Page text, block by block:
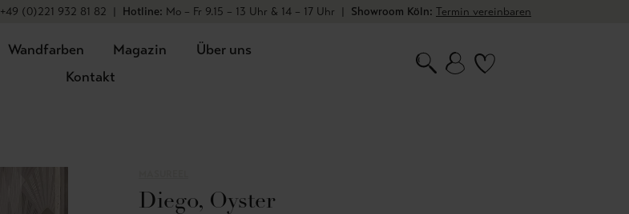
+49 (0)221 932 81 82 | Hotline: Mo – Fr 9.15 – 13 Uhr & 14 – 17 Uhr | Showroom Köln: Termin vereinbaren
Wandfarben Magazin
Über uns
Kontakt
Diego, Oyster